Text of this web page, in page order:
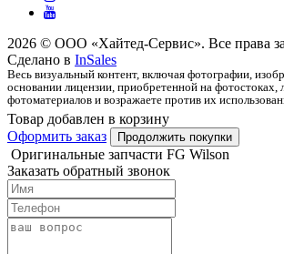
2026 © ООО «Хайтед-Сервис». Все права
Сделано в InSales
Весь визуальный контент, включая фотографии,
основании лицензии, приобретенной на
фотоматериалов и возражаете против их
Товар добавлен в корзину
Оформить заказ
Продолжить покупки
Оригинальные запчасти FG Wilson
Заказать обратный звонок